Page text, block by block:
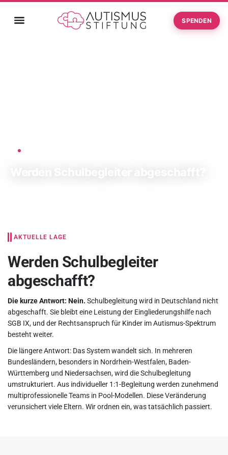
SPENDEN
AKTUELLE LAGE
Werden Schulbegleiter
abgeschafft?
Die kurze Antwort: Nein. Schulbegleitung wird in Deutschland nicht
abgeschafft. Sie bleibt eine Leistung der Eingliederungshilfe nach
SGB IX, und der Rechtsanspruch für Kinder imAutismus-Spektrum
besteht weiter.
Die längere Antwort: Das System wandelt sich. In mehreren
Bundesländern, besonders in Nordrhein-Westfalen, Baden-
Württemberg und Niedersachsen, wird die Schulbegleitung
umstrukturiert. Aus individueller 1:1-Begleitung werden zunehmend
multiprofessionelle Teams in Pool-Modellen. Diese Veränderung
verunsichert viele Eltern. Wir ordnen ein, was tatsächlich passiert.